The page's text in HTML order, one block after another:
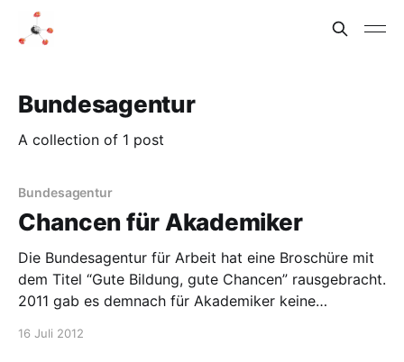
Bundesagentur
A collection of 1 post
Bundesagentur
Chancen für Akademiker
Die Bundesagentur für Arbeit hat eine Broschüre mit
dem Titel “Gute Bildung, gute Chancen” rausgebracht.
2011 gab es demnach für Akademiker keine
16 Juli 2012